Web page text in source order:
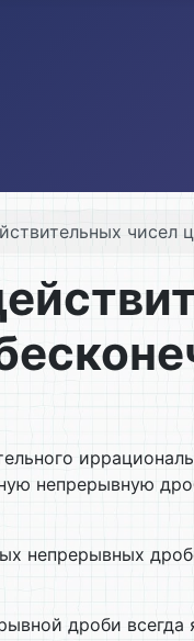
непрерывную
непрерывных
дроби всегда